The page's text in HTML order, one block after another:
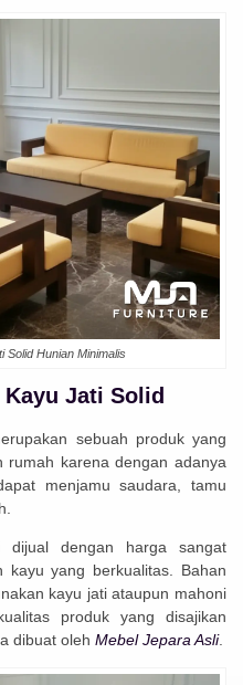
Solid Hunian Minimalis
Jati Solid
sebuah produk yang
rumah karena dengan adanya
menjamu saudara, tamu
dijual dengan harga sangat
kayu yang berkualitas. Bahan
kayu jati ataupun mahoni
produk yang disajikan
dibuat oleh Mebel Jepara Asli.